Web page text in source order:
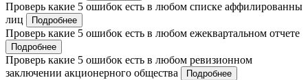
Проверь какие 5 ошибок есть в любом списке аффилированны
лиц
Подробнее
Проверь какие 5 ошибок есть в любом ежеквартальном отчете
Подробнее
Проверь какие 5 ошибок есть в любом ревизионном
заключении акционерного общества
Подробнее